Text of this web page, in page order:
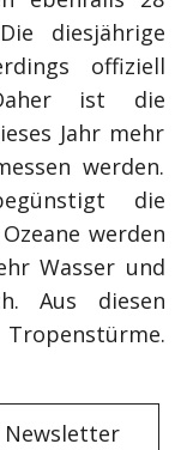
diesjährige
offiziell
ist die
Jahr mehr
werden.
die
werden
Wasser und
Aus diesen
Newsletter